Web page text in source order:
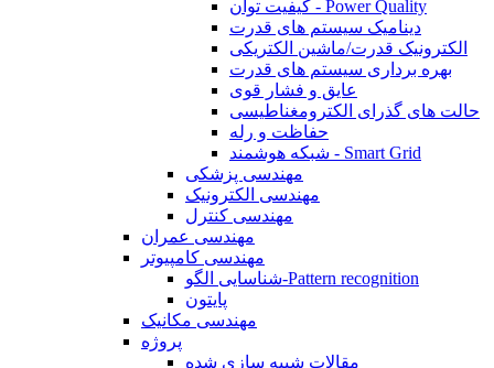
کیفیت توان - Power Quality
دینامیک سیستم های قدرت
الکترونیک قدرت/ماشین الکتریکی
بهره برداری سیستم های قدرت
عایق و فشار قوی
حالت های گذرای الکترومغناطیسی
حفاظت و رله
شبکه هوشمند - Smart Grid
مهندسی پزشکی
مهندسی الکترونیک
مهندسی کنترل
مهندسی عمران
مهندسی کامپیوتر
شناسایی الگو-Pattern recognition
پایتون
مهندسی مکانیک
پروژه
مقالات شبیه سازی شده